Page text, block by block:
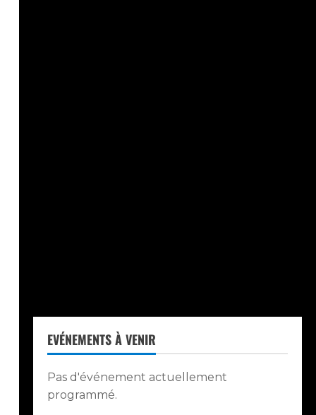
EVÉNEMENTS À VENIR
Pas d'événement actuellement
programmé.